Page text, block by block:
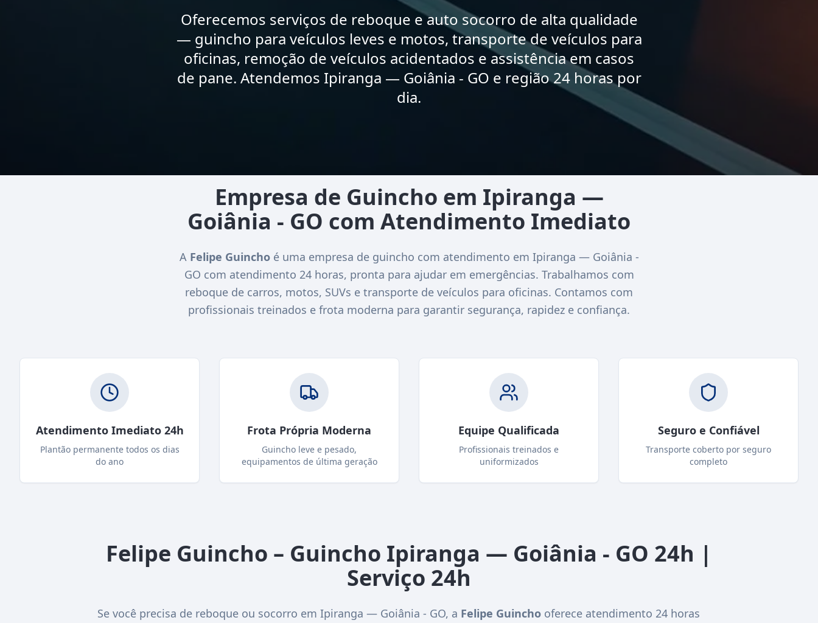
Oferecemos serviços de reboque e auto socorro de alta qualidade
— guincho para veículos leves e motos, transporte de veículos para
oficinas, remoção de veículos acidentados e assistência em casos
de pane. Atendemos Ipiranga — Goiânia - GO e região 24 horas por
dia.
Empresa de Guincho em Ipiranga —
Goiânia - GO com Atendimento Imediato
A Felipe Guinchoé uma empresa de guincho com atendimento em Ipiranga — Goiânia -
GO com atendimento 24 horas, pronta para ajudar em emergências. Trabalhamos com
reboque de carros, motos, SUVs e transporte de veículos para oficinas. Contamos com
profissionais treinados e frota moderna para garantir segurança, rapidez e confiança.
Atendimento Imediato 24h
Plantão permanente todos os dias
do ano
Frota Própria Moderna
Guincho leve e pesado,
equipamentos de última geração
Equipe Qualificada
Profissionais treinados e
uniformizados
Seguro e Confiável
Transporte coberto por seguro
completo
Felipe Guincho – Guincho Ipiranga — Goiânia - GO 24h |
Serviço 24h
Se você precisa de reboque ou socorro em Ipiranga — Goiânia - GO, a Felipe Guincho oferece atendimento 24 horas